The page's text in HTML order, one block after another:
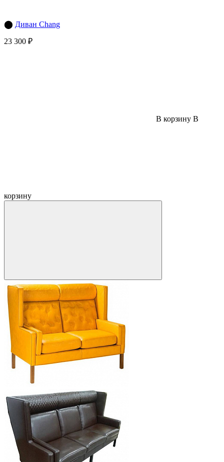
⬤ Диван Chang
23 300 ₽
В корзину В
корзину